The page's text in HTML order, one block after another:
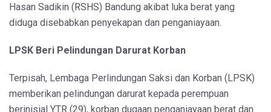
Hasan Sadikin (RSHS) Bandung akibat luka berat yang
diduga disebabkan penyekapan dan penganiayaan.
LPSK Beri Pelindungan Darurat Korban
Terpisah, Lembaga Perlindungan Saksi dan Korban (LPSK)
memberikan pelindungan darurat kepada perempuan
berinisial YTR (29), korban dugaan penganiayaan berat dan